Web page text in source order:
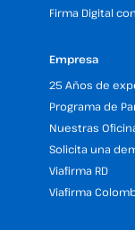
Firma Digital
Empresa
25 Años de
Programa de
Nuestras
Solicita una
Viafirma RD
Viafirma